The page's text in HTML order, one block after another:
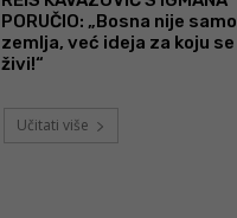
PORUČIO: „Bosna nije samo
zemlja, već ideja za koju se
živi!“
Učitati više